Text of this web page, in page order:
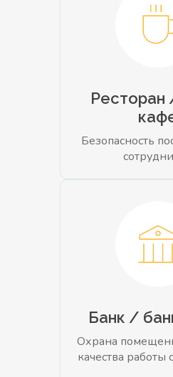
Безопасность
Банк /
Охрана
качества работы